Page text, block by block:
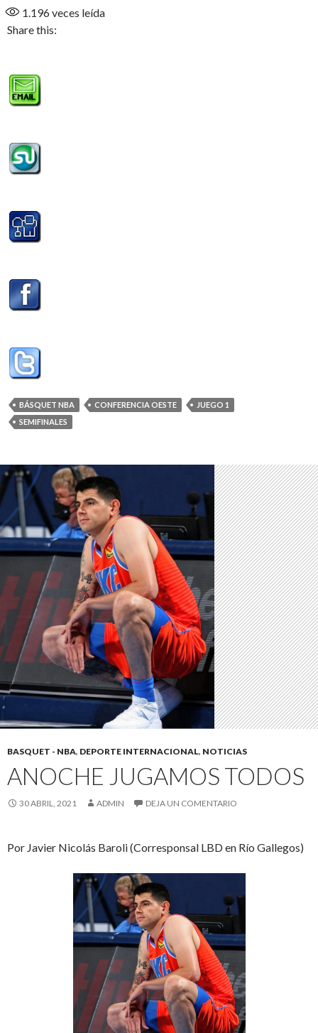
1.196veces leída
Share this:
BÁSQUET NBA CONFERENCIA OESTE
JUEGO 1
SEMIFINALES
BASQUET - NBA, DEPORTE INTERNACIONAL, NOTICIAS
ANOCHE JUGAMOS TODOS
30 ABRIL, 2021 ADMIN DEJA UN COMENTARIO
Por Javier Nicolás Baroli (Corresponsal LBD en Río Gallegos)